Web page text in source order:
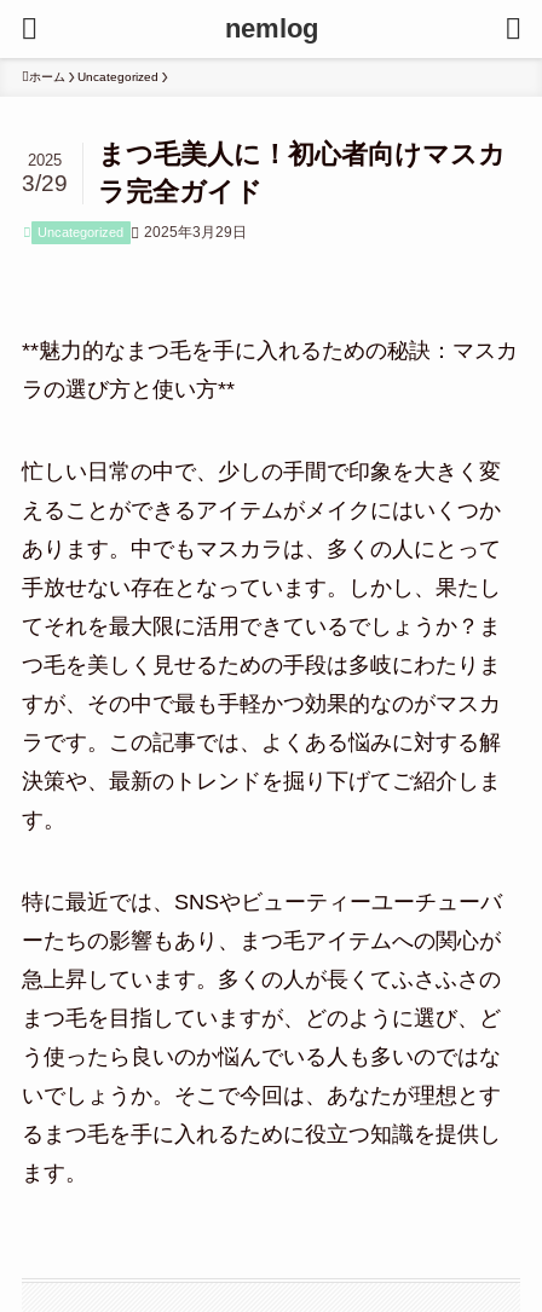
nemlog
ホーム Uncategorized
まつ毛美人に！初心者向けマスカ
ラ完全ガイド
2025
3/29
Uncategorized 2025年3月29日
**魅力的なまつ毛を手に入れるための秘訣：マスカ
ラの選び方と使い方**
忙しい日常の中で、少しの手間で印象を大きく変
えることができるアイテムがメイクにはいくつか
あります。中でもマスカラは、多くの人にとって
手放せない存在となっています。しかし、果たし
てそれを最大限に活用できているでしょうか？ま
つ毛を美しく見せるための手段は多岐にわたりま
すが、その中で最も手軽かつ効果的なのがマスカ
ラです。この記事では、よくある悩みに対する解
決策や、最新のトレンドを掘り下げてご紹介しま
す。
特に最近では、SNSやビューティーユーチューバ
ーたちの影響もあり、まつ毛アイテムへの関心が
急上昇しています。多くの人が長くてふさふさの
まつ毛を目指していますが、どのように選び、ど
う使ったら良いのか悩んでいる人も多いのではな
いでしょうか。そこで今回は、あなたが理想とす
るまつ毛を手に入れるために役立つ知識を提供し
ます。